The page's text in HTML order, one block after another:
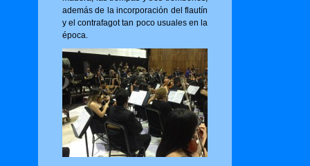
además de la incorporación del flautín
y el contrafagot tan poco usuales en la
época.